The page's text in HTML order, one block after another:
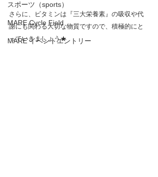
スポーツ（sports）
MARE Cycle Field
MARE イベントエントリー
さらに、ビタミンは『三大栄養素』の吸収や代
謝にも関わる大切な物質ですので、積極的にと
っていきましょう★